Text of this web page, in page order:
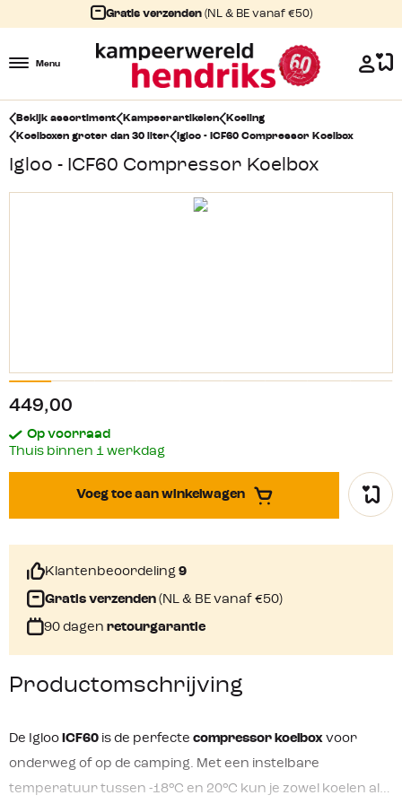
Gratis verzenden (NL & BE vanaf €50)
Menu
Bekijk assortiment Kampeerartikelen
Koeling
Koelboxen groter dan 30 liter
Igloo - ICF60 Compressor Koelbox
Igloo - ICF60 Compressor Koelbox
449,00
Op voorraad
Thuis binnen 1 werkdag
Voeg toe aan winkelwagen
Klantenbeoordeling 9
Gratis verzenden (NL & BE vanaf €50)
90 dagen retourgarantie
Productomschrijving
De Igloo ICF60 is de perfecte compressor koelbox voor
onderweg of op de camping. Met een instelbare
temperatuur tussen -18°C en 20°C kun je zowel koelen als